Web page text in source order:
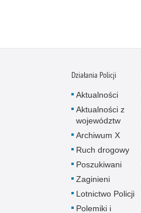
Działania Policji
Aktualności
Aktualności z
województw
Archiwum X
Ruch drogowy
Poszukiwani
Zaginieni
Lotnictwo Policji
Polemiki i